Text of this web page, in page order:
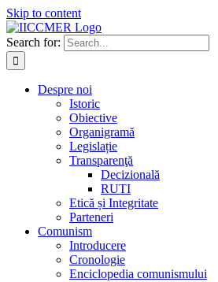
Skip to content
Search for:
Despre noi
Istoric
Obiective
Organigramă
Legislație
Transparenţă
Decizională
RUTI
Etică și Integritate
Parteneri
Comunism
Introducere
Cronologie
Enciclopedia comunismului